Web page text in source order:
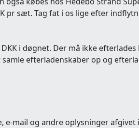
pr sæt. Tag fat i os lige efter
i døgnet. Der må ikke
efterladenskaber op og
e-mail og andre oplysninger